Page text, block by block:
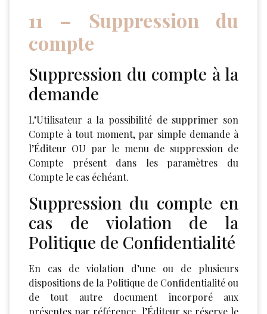
11 – Suppression du
compte
Suppression du compte à la
demande
L’Utilisateur a la possibilité de supprimer son
Compte à tout moment, par simple demande à
l’Éditeur OU par le menu de suppression de
Compte présent dans les paramètres du
Compte le cas échéant.
Suppression du compte en
cas de violation de la
Politique de Confidentialité
En cas de violation d’une ou de plusieurs
dispositions de la Politique de Confidentialité ou
de tout autre document incorporé aux
présentes par référence, l’Éditeur se réserve le